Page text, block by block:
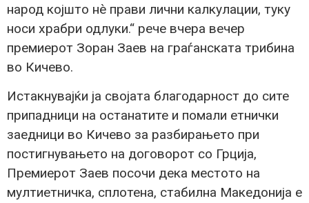
народ којшто нè прави лични калкулации, туку
носи храбри одлуки.“ рече вчера вечер
премиерот Зоран Заев на граѓанската трибина
во Кичево.
Истакнувајќи ја својата благодарност до сите
припадници на останатите и помали етнички
заедници во Кичево за разбирањето при
постигнувањето на договорот со Грција,
Премиерот Заев посочи дека местото на
мултиетничка, сплотена, стабилна Македонија е